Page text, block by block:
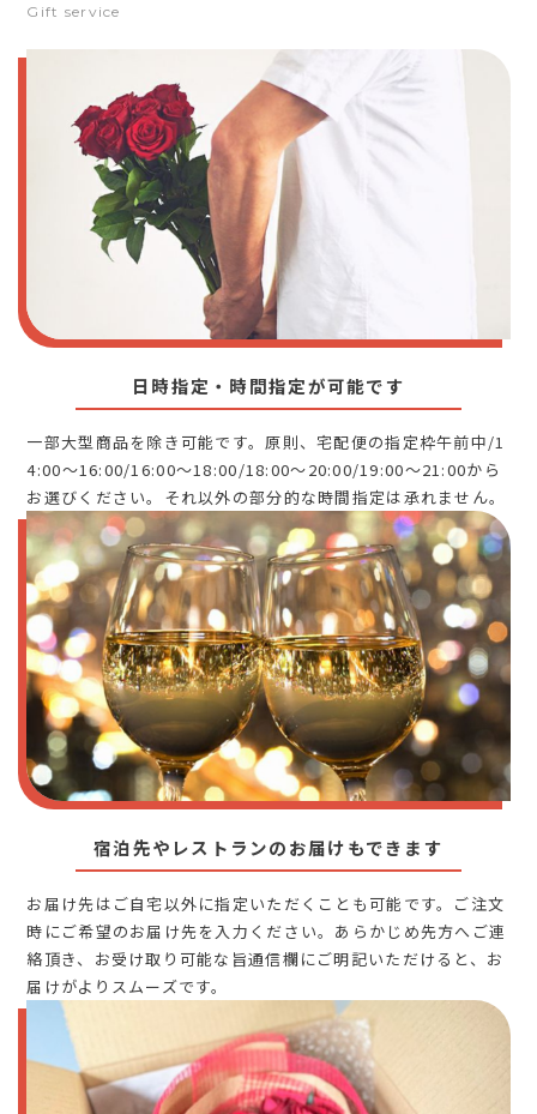
Gift service
日時指定・時間指定が可能です
一部大型商品を除き可能です。原則、宅配便の指定枠午前中/1
4:00～16:00/16:00～18:00/18:00～20:00/19:00～21:00から
お選びください。それ以外の部分的な時間指定は承れません。
宿泊先やレストランのお届けもできます
お届け先はご自宅以外に指定いただくことも可能です。ご注文
時にご希望のお届け先を入力ください。あらかじめ先方へご連
絡頂き、お受け取り可能な旨通信欄にご明記いただけると、お
届けがよりスムーズです。